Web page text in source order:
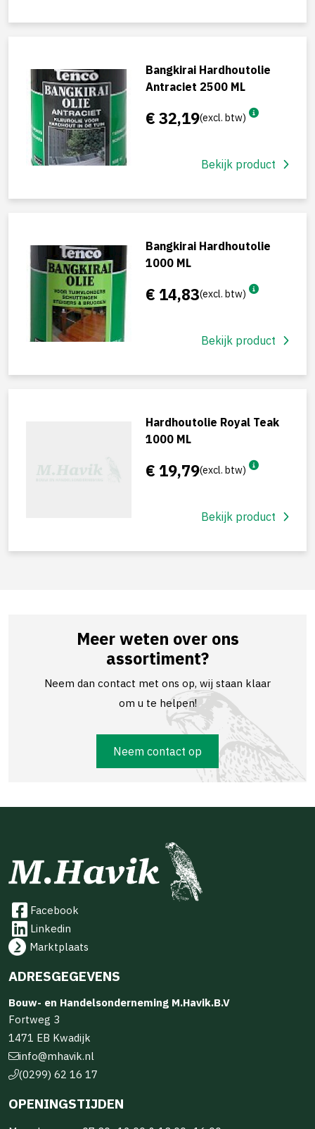
Bangkirai Hardhoutolie
Antraciet 2500 ML
€ 32,19(excl. btw)
Bekijk product
Bangkirai Hardhoutolie
1000 ML
€ 14,83(excl. btw)
Bekijk product
Hardhoutolie Royal Teak
1000 ML
€ 19,79(excl. btw)
Bekijk product
Meer weten over ons
assortiment?
Neem dan contact met ons op, wij staan klaar
om u te helpen!
Neem contact op
Facebook
Linkedin
Marktplaats
ADRESGEGEVENS
Bouw- en Handelsonderneming M.Havik.B.V
Fortweg 3
1471 EB Kwadijk
info@mhavik.nl
(0299) 62 16 17
OPENINGSTIJDEN